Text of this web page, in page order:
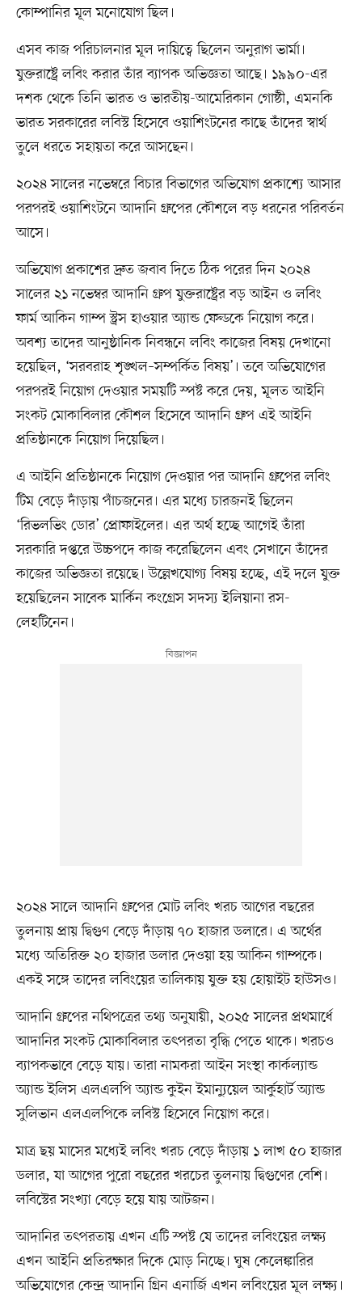
কোম্পানির মূল মনোযোগ ছিল।
এসব কাজ পরিচালনার মূল দায়িত্বে ছিলেন অনুরাগ ভার্মা।
যুক্তরাষ্ট্রে লবিং করার তাঁর ব্যাপক অভিজ্ঞতা আছে। ১৯৯০-এর
দশক থেকে তিনি ভারত ও ভারতীয়-আমেরিকান গোষ্ঠী, এমনকি
ভারত সরকারের লবিস্ট হিসেবে ওয়াশিংটনের কাছে তাঁদের স্বার্থ
তুলে ধরতে সহায়তা করে আসছেন।
২০২৪ সালের নভেম্বরে বিচার বিভাগের অভিযোগ প্রকাশ্যে আসার
পরপরই ওয়াশিংটনে আদানি গ্রুপের কৌশলে বড় ধরনের পরিবর্তন
আসে।
অভিযোগ প্রকাশের দ্রুত জবাব দিতে ঠিক পরের দিন ২০২৪
সালের ২১ নভেম্বর আদানি গ্রুপ যুক্তরাষ্ট্রের বড় আইন ও লবিং
ফার্ম আকিন গাম্প স্ট্রস হাওয়ার অ্যান্ড ফেল্ডকে নিয়োগ করে।
অবশ্য তাদের আনুষ্ঠানিক নিবন্ধনে লবিং কাজের বিষয় দেখানো
হয়েছিল, ‘সরবরাহ শৃঙ্খল–সম্পর্কিত বিষয়’। তবে অভিযোগের
পরপরই নিয়োগ দেওয়ার সময়টি স্পষ্ট করে দেয়, মূলত আইনি
সংকট মোকাবিলার কৌশল হিসেবে আদানি গ্রুপ এই আইনি
প্রতিষ্ঠানকে নিয়োগ দিয়েছিল।
এ আইনি প্রতিষ্ঠানকে নিয়োগ দেওয়ার পর আদানি গ্রুপের লবিং
টিম বেড়ে দাঁড়ায় পাঁচজনের। এর মধ্যে চারজনই ছিলেন
‘রিভলভিং ডোর’ প্রোফাইলের। এর অর্থ হচ্ছে আগেই তাঁরা
সরকারি দপ্তরে উচ্চপদে কাজ করেছিলেন এবং সেখানে তাঁদের
কাজের অভিজ্ঞতা রয়েছে। উল্লেখযোগ্য বিষয় হচ্ছে, এই দলে যুক্ত
হয়েছিলেন সাবেক মার্কিন কংগ্রেস সদস্য ইলিয়ানা রস-
লেহটিনেন।
২০২৪ সালে আদানি গ্রুপের মোট লবিং খরচ আগের বছরের
তুলনায় প্রায় দ্বিগুণ বেড়ে দাঁড়ায় ৭০ হাজার ডলারে। এ অর্থের
মধ্যে অতিরিক্ত ২০ হাজার ডলার দেওয়া হয় আকিন গাম্পকে।
একই সঙ্গে তাদের লবিংয়ের তালিকায় যুক্ত হয় হোয়াইট হাউসও।
আদানি গ্রুপের নথিপত্রের তথ্য অনুযায়ী, ২০২৫ সালের প্রথমার্ধে
আদানির সংকট মোকাবিলার তৎপরতা বৃদ্ধি পেতে থাকে। খরচও
ব্যাপকভাবে বেড়ে যায়। তারা নামকরা আইন সংস্থা কার্কল্যান্ড
অ্যান্ড ইলিস এলএলপি অ্যান্ড কুইন ইমান্যুয়েল আর্কুহার্ট অ্যান্ড
সুলিভান এলএলপিকে লবিস্ট হিসেবে নিয়োগ করে।
মাত্র ছয় মাসের মধ্যেই লবিং খরচ বেড়ে দাঁড়ায় ১ লাখ ৫০ হাজার
ডলার, যা আগের পুরো বছরের খরচের তুলনায় দ্বিগুণের বেশি।
লবিস্টের সংখ্যা বেড়ে হয়ে যায় আটজন।
আদানির তৎপরতায় এখন এটি স্পষ্ট যে তাদের লবিংয়ের লক্ষ্য
এখন আইনি প্রতিরক্ষার দিকে মোড় নিচ্ছে। ঘুষ কেলেঙ্কারির
অভিযোগের কেন্দ্র আদানি গ্রিন এনার্জি এখন লবিংয়ের মূল লক্ষ্য।